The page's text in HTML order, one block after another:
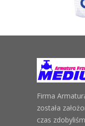
Firma
została
czas